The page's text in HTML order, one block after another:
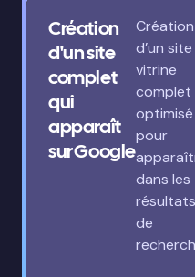
Création
d'un site
complet
qui
apparaît
sur Google
Création
d’un site
vitrine
complet
optimisé
pour
dans les
résultats
de